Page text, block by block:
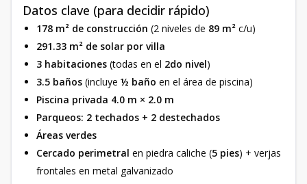
Datos clave (para decidir rápido)
178 m² de construcción (2 niveles de 89 m² c/u)
291.33 m² de solar por villa
3 habitaciones (todas en el 2do nivel)
3.5 baños (incluye ½ baño en el área de piscina)
Piscina privada 4.0 m × 2.0 m
Parqueos: 2 techados + 2 destechados
Áreas verdes
Cercado perimetral en piedra caliche (5 pies) + verjas
frontales en metal galvanizado